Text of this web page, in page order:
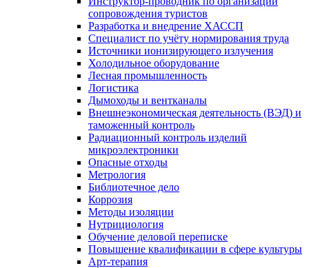
сопровождения туристов
Разработка и внедрение ХАССП
Специалист по учёту нормирования труда
Источники ионизирующего излучения
Холодильное оборудование
Лесная промышленность
Логистика
Дымоходы и вентканалы
Внешнеэкономическая деятельность (ВЭД) и
таможенный контроль
Радиационный контроль изделий
микроэлектроники
Опасные отходы
Метрология
Библиотечное дело
Коррозия
Методы изоляции
Нутрициология
Обучение деловой переписке
Повышение квалификации в сфере культуры
Арт-терапия